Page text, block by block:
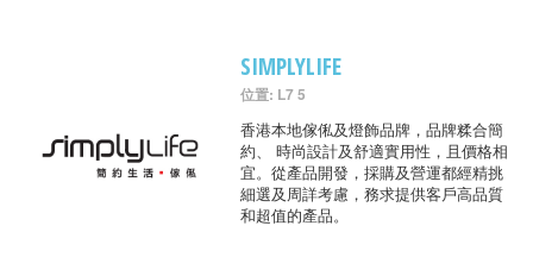
SIMPLYLIFE
位置: L7 5
香港本地傢俬及燈飾品牌，品牌糅合簡
約、 時尚設計及舒適實用性，且價格相
宜。從產品開發，採購及營運都經精挑
細選及周詳考慮，務求提供客戶高品質
和超值的產品。